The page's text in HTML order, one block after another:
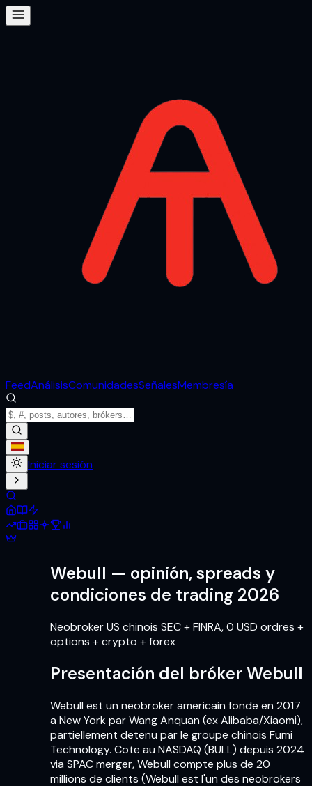
FeedAnálisisComunidadesSeñalesMembresía
Iniciar sesión
Webull — opinión, spreads y
condiciones de trading 2026
Neobroker US chinois SEC + FINRA, 0 USD ordres +
options + crypto + forex
Presentación del bróker Webull
Webull est un neobroker americain fonde en 2017
a New York par Wang Anquan (ex Alibaba/Xiaomi),
partiellement detenu par le groupe chinois Fumi
Technology. Cote au NASDAQ (BULL) depuis 2024
via SPAC merger, Webull compte plus de 20
millions de clients (Webull est l'un des neobrokers